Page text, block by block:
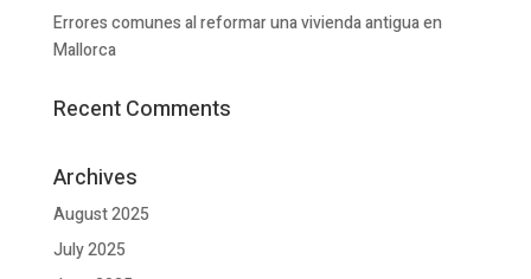
Errores comunes al reformar una vivienda antigua en
Mallorca
Recent Comments
Archives
August 2025
July 2025